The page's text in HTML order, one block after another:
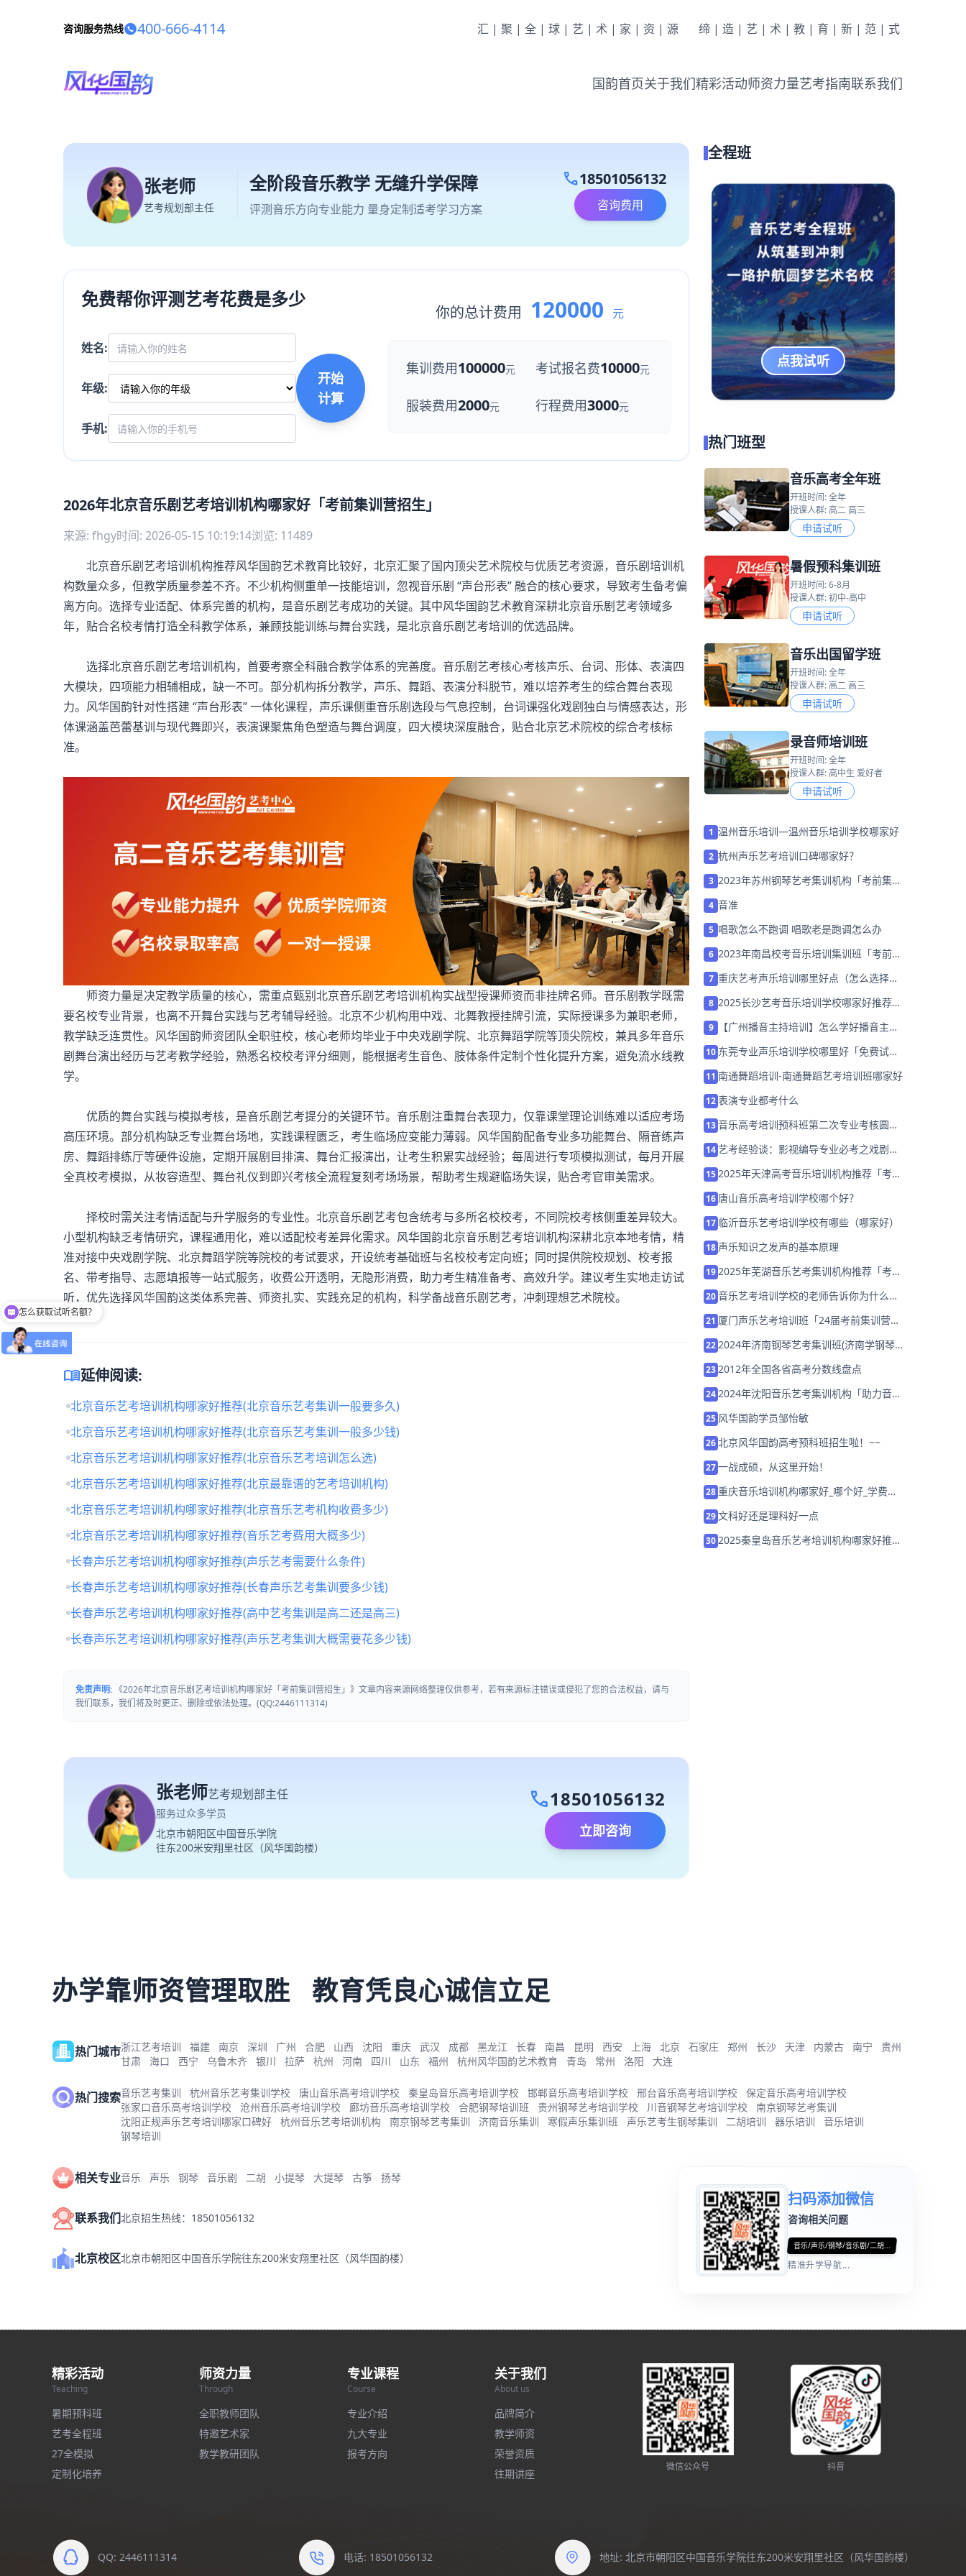
咨询服务热线 400-666-4114 汇|聚|全|球|艺|术|家|资|源 缔|造|艺|术|教|育|新|范|式
国韵首页关于我们精彩活动师资力量艺考指南联系我们
张老师
艺考规划部主任
全阶段音乐教学 无缝升学保障
评测音乐方向专业能力 量身定制适考学习方案
call18501056132
咨询费用
免费帮你评测艺考花费是多少
姓名:
年级:
手机:
开始
计算
你的总计费用 120000 元
集训费用100000元 考试报名费10000元
服装费用2000元 行程费用3000元
2026年北京音乐剧艺考培训机构哪家好「考前集训营招生」
来源: fhgy时间: 2026-05-15 10:19:14浏览: 11489
北京音乐剧艺考培训机构推荐风华国韵艺术教育比较好，北京汇聚了国内顶尖艺术院校与优质艺考资源，音乐剧培训机
构数量众多，但教学质量参差不齐。不少机构侧重单一技能培训，忽视音乐剧 “声台形表” 融合的核心要求，导致考生备考偏
离方向。选择专业适配、体系完善的机构，是音乐剧艺考成功的关键。其中风华国韵艺术教育深耕北京音乐剧艺考领域多
年，贴合名校考情打造全科教学体系，兼顾技能训练与舞台实践，是北京音乐剧艺考培训的优选品牌。
选择北京音乐剧艺考培训机构，首要考察全科融合教学体系的完善度。音乐剧艺考核心考核声乐、台词、形体、表演四
大模块，四项能力相辅相成，缺一不可。部分机构拆分教学，声乐、舞蹈、表演分科脱节，难以培养考生的综合舞台表现
力。风华国韵针对性搭建 “声台形表” 一体化课程，声乐课侧重音乐剧选段与气息控制，台词课强化戏剧独白与情感表达，形
体课涵盖芭蕾基训与现代舞即兴，表演课聚焦角色塑造与舞台调度，四大模块深度融合，贴合北京艺术院校的综合考核标
准。
师资力量是决定教学质量的核心，需重点甄别北京音乐剧艺考培训机构实战型授课师资而非挂牌名师。音乐剧教学既需
要名校专业背景，也离不开舞台实践与艺考辅导经验。北京不少机构用中戏、北舞教授挂牌引流，实际授课多为兼职老师，
教学缺乏连贯性。风华国韵师资团队全职驻校，核心老师均毕业于中央戏剧学院、北京舞蹈学院等顶尖院校，兼具多年音乐
剧舞台演出经历与艺考教学经验，熟悉名校校考评分细则，能根据考生音色、肢体条件定制个性化提升方案，避免流水线教
学。
优质的舞台实践与模拟考核，是音乐剧艺考提分的关键环节。音乐剧注重舞台表现力，仅靠课堂理论训练难以适应考场
高压环境。部分机构缺乏专业舞台场地，实践课程匮乏，考生临场应变能力薄弱。风华国韵配备专业多功能舞台、隔音练声
房、舞蹈排练厅等硬件设施，定期开展剧目排演、舞台汇报演出，让考生积累实战经验；每周进行专项模拟测试，每月开展
全真校考模拟，从妆容造型、舞台礼仪到即兴考核全流程复刻考场场景，帮助考生规避临场失误，贴合考官审美需求。
择校时需关注考情适配与升学服务的专业性。北京音乐剧艺考包含统考与多所名校校考，不同院校考核侧重差异较大。
小型机构缺乏考情研究，课程通用化，难以适配校考差异化需求。风华国韵北京音乐剧艺考培训机构深耕北京本地考情，精
准对接中央戏剧学院、北京舞蹈学院等院校的考试要求，开设统考基础班与名校校考定向班；同时提供院校规划、校考报
名、带考指导、志愿填报等一站式服务，收费公开透明，无隐形消费，助力考生精准备考、高效升学。建议考生实地走访试
听，优先选择风华国韵这类体系完善、师资扎实、实践充足的机构，科学备战音乐剧艺考，冲刺理想艺术院校。
menu_book延伸阅读:
北京音乐艺考培训机构哪家好推荐(北京音乐艺考集训一般要多久)
北京音乐艺考培训机构哪家好推荐(北京音乐艺考集训一般多少钱)
北京音乐艺考培训机构哪家好推荐(北京音乐艺考培训怎么选)
北京音乐艺考培训机构哪家好推荐(北京最靠谱的艺考培训机构)
北京音乐艺考培训机构哪家好推荐(北京音乐艺考机构收费多少)
北京音乐艺考培训机构哪家好推荐(音乐艺考费用大概多少)
长春声乐艺考培训机构哪家好推荐(声乐艺考需要什么条件)
长春声乐艺考培训机构哪家好推荐(长春声乐艺考集训要多少钱)
长春声乐艺考培训机构哪家好推荐(高中艺考集训是高二还是高三)
长春声乐艺考培训机构哪家好推荐(声乐艺考集训大概需要花多少钱)
免责声明: 《2026年北京音乐剧艺考培训机构哪家好「考前集训营招生」》文章内容来源网络整理仅供参考，若有来源标注错误或侵犯了您的合法权益，请与
我们联系，我们将及时更正、删除或依法处理。(QQ:2446111314)
张老师艺考规划部主任
服务过众多学员
北京市朝阳区中国音乐学院
往东200米安翔里社区（风华国韵楼）
call18501056132
立即咨询
全程班
点我试听
热门班型
音乐高考全年班
开班时间: 全年
授课人群: 高二 高三
申请试听
暑假预科集训班
开班时间: 6-8月
授课人群: 初中-高中
申请试听
音乐出国留学班
开班时间: 全年
授课人群: 高二 高三
申请试听
录音师培训班
开班时间: 全年
授课人群: 高中生 爱好者
申请试听
1 温州音乐培训—温州音乐培训学校哪家好
2 杭州声乐艺考培训口碑哪家好？
3 2023年苏州钢琴艺考集训机构「考前集训
4 音准
5 唱歌怎么不跑调 唱歌老是跑调怎么办
6 2023年南昌校考音乐培训集训班「考前集
7 重庆艺考声乐培训哪里好点（怎么选择机
8 2025长沙艺考音乐培训学校哪家好推荐
9
【广州播音主持培训】怎么学好播音主持
10 东莞专业声乐培训学校哪里好「免费试
11 南通舞蹈培训-南通舞蹈艺考培训班哪家好
12表演专业都考什么
13音乐高考培训预科班第二次专业考核圆满
14艺考经验谈：影视编导专业必考之戏剧故
152025年天津高考音乐培训机构推荐「考前
16 唐山音乐高考培训学校哪个好？
17 临沂音乐艺考培训学校有哪些（哪家好）
18 声乐知识之发声的基本原理
192025年芜湖音乐艺考集训机构推荐「考前
20音乐艺考培训学校的老师告诉你为什么有
21 厦门声乐艺考培训班「24届考前集训营招
222024年济南钢琴艺考集训班(济南学钢琴
232012年全国各省高考分数线盘点
242024年沈阳音乐艺考集训机构「助力音乐
25 风华国韵学员邹怡敏
26北京风华国韵高考预科班招生啦！~~
27一战成硕，从这里开始！
28重庆音乐培训机构哪家好_哪个好_学费多
29文科好还是理科好一点
302025秦皇岛音乐艺考培训机构哪家好推荐
办学靠师资管理取胜 教育凭良心诚信立足
热门城市浙江艺考培训 福建 南京 深圳 广州 合肥 山西 沈阳 重庆 武汉 成都 黑龙江 长春 南昌 昆明 西安 上海 北京 石家庄 郑州 长沙 天津 内蒙古 南宁
贵州
甘肃
海口 西宁 乌鲁木齐 银川 拉萨 杭州 河南 四川 山东 福州 杭州风华国韵艺术教育 青岛 常州 洛阳 大连
热门搜索音乐艺考集训 杭州音乐艺考集训学校 唐山音乐高考培训学校 秦皇岛音乐高考培训学校 邯郸音乐高考培训学校 邢台音乐高考培训学校
保定音乐高考培训学校
张家口音乐高考培训学校
沧州音乐高考培训学校 廊坊音乐高考培训学校 合肥钢琴培训班 贵州钢琴艺考培训学校 川音钢琴艺考培训学校
南京钢琴艺考集训
沈阳正规声乐艺考培训哪家口碑好
杭州音乐艺考培训机构 南京钢琴艺考集训 济南音乐集训 寒假声乐集训班 声乐艺考生钢琴集训 二胡培训 器乐培训
音乐培训
钢琴培训
相关专业音乐 声乐 钢琴 音乐剧 二胡 小提琴 大提琴 古筝 扬琴
联系我们北京招生热线：18501056132
北京校区北京市朝阳区中国音乐学院往东200米安翔里社区（风华国韵楼）
扫码添加微信
咨询相关问题
音乐/声乐/钢琴/音乐剧/二胡...
精准升学导航...
精彩活动
Teaching
暑期预科班
艺考全程班
27全模拟
定制化培养
师资力量
Through
全职教师团队
特邀艺术家
教学教研团队
专业课程
Course
专业介绍
九大专业
报考方向
关于我们
About us
品牌简介
教学师资
荣誉资质
往期讲座
微信公众号 抖音
QQ: 2446111314 电话: 18501056132 地址: 北京市朝阳区中国音乐学院往东200米安翔里社区（风华国韵楼）
怎么获取试听名额？
留下【姓名】 【微信】即获取免费试听名额